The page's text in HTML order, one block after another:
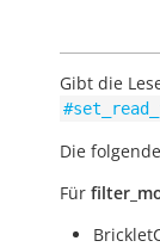
Gibt die
Die
Für